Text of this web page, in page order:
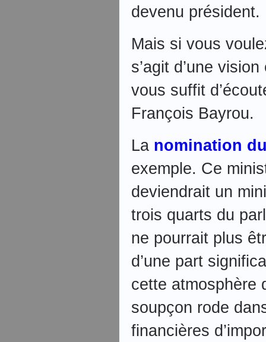
devenu président.
Mais si vous
s’agit d’une
vous suffit
François Bayrou.
La nomination
exemple. Ce
deviendrait un
trois quarts du
ne pourrait plus
d’une part
cette atmosphère
soupçon rode
financières